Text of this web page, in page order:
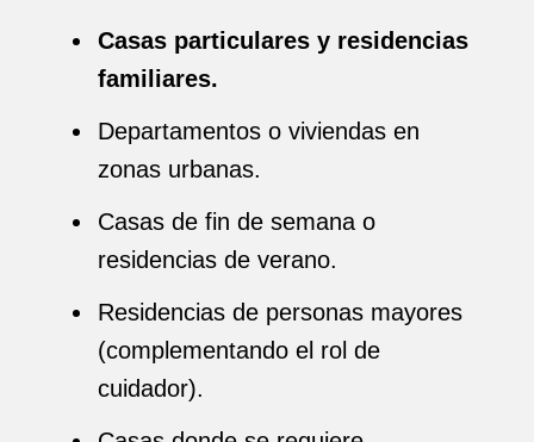
Casas particulares y residencias
familiares.
Departamentos o viviendas en
zonas urbanas.
Casas de fin de semana o
residencias de verano.
Residencias de personas mayores
(complementando el rol de
cuidador).